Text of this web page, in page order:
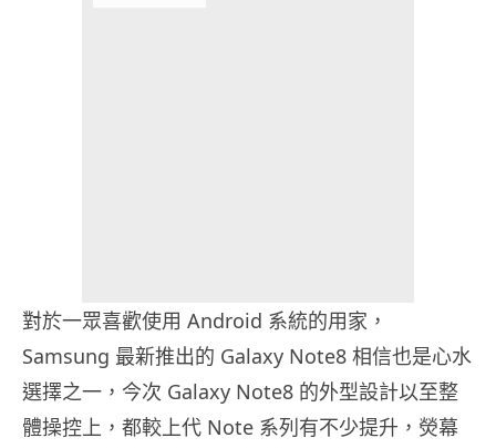
對於一眾喜歡使用 Android 系統的用家，
Samsung 最新推出的 Galaxy Note8 相信也是心水
選擇之一，今次 Galaxy Note8 的外型設計以至整
體操控上，都較上代 Note 系列有不少提升，熒幕